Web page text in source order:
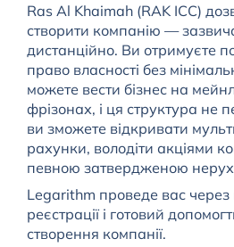
Ras Al Khaimah (RAK ICC)
створити компанію —
дистанційно. Ви отримуєте
право власності без
можете вести бізнес на
фрізонах, і ця структура не
ви зможете відкривати
рахунки, володіти акціями
певною затвердженою
Legarithm проведе вас через
реєстрації і готовий
створення компанії.